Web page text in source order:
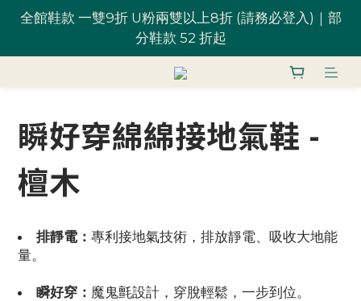
全館鞋款 一雙9折 U粉兩雙以上8折 (請務必登入)｜部
分鞋款 52 折起
台灣滿 $1,700 享免運優惠
全館鞋款 一雙9折 U粉兩雙以上8折 (請務必登入)｜部
瞬好穿綿綿接地氣鞋 -
檀木
排靜電： 專利接地氣技術，排放靜電、吸收大地能
量。
瞬好穿： 魔鬼氈設計，穿脫輕鬆，一步到位。